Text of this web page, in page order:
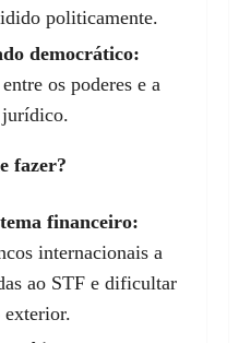
politicamente.
democrático:
os poderes e a
jurídico.
fazer?
financeiro:
internacionais a
ao STF e dificultar
exterior.